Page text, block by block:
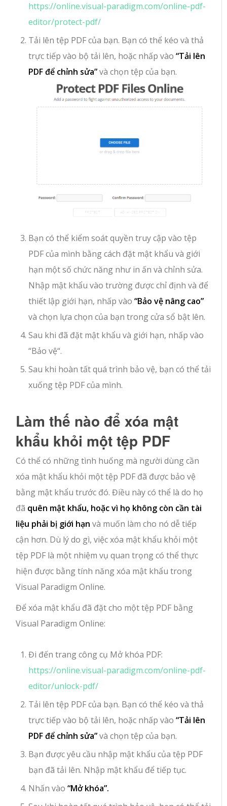
https://online.visual-paradigm.com/online-pdf-
editor/protect-pdf/
Tải lên tệp PDF của bạn. Bạn có thể kéo và thả
trực tiếp vào bộ tải lên, hoặc nhấp vào“Tải lên
PDF để chỉnh sửa”và chọn tệp của bạn.
Bạn có thể kiểm soát quyền truy cập vào tệp
PDF của mình bằng cách đặt mật khẩu và giới
hạn một số chức năng như in ấn và chỉnh sửa.
Nhập mật khẩu vào trường được chỉ định và để
thiết lập giới hạn, nhấp vào“Bảo vệ nâng cao”
và chọn lựa chọn của bạn trong cửa sổ bật lên.
Sau khi đã đặt mật khẩu và giới hạn, nhấp vào
“Bảo vệ“.
Sau khi hoàn tất quá trình bảo vệ, bạn có thể tải
xuống tệp PDF của mình.
Làm thế nào để xóa mật
khẩu khỏi một tệp PDF
Có thể có những tình huống mà người dùng cần
xóa mật khẩu khỏi một tệp PDF đã được bảo vệ
bằng mật khẩu trước đó. Điều này có thể là do họ
đã quên mật khẩu, hoặc vì họ không còn cần tài
liệu phải bị giới hạn và muốn làm cho nó dễ tiếp
cận hơn. Dù lý do gì, việc xóa mật khẩu khỏi một
tệp PDF là một nhiệm vụ quan trọng có thể thực
hiện được bằng tính năng xóa mật khẩu trong
Visual Paradigm Online.
Để xóa mật khẩu đã đặt cho một tệp PDF bằng
Visual Paradigm Online:
Đi đến trang công cụ Mở khóa PDF:
https://online.visual-paradigm.com/online-pdf-
editor/unlock-pdf/
Tải lên tệp PDF của bạn. Bạn có thể kéo và thả
trực tiếp vào bộ tải lên, hoặc nhấp vào“Tải lên
PDF để chỉnh sửa”và chọn tệp của bạn.
Bạn được yêu cầu nhập mật khẩu của tệp PDF
bạn đã tải lên. Nhập mật khẩu để tiếp tục.
Nhấn vào“Mở khóa”.